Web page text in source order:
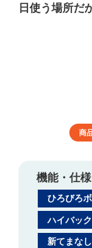
日使う場所だ
商
機能・仕
ひろびろ
ハイバッ
新てまな